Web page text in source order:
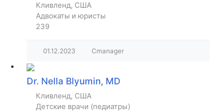
Кливленд, США
Адвокаты и юристы
239
01.12.2023 Cmanager
Dr. Nella Blyumin, MD
Кливленд, США
Детские врачи (педиатры)